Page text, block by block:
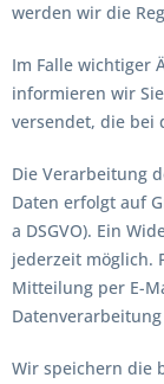
werden wir die
Im Falle wichtiger
informieren wir
versendet, die bei
Die Verarbeitung
Daten erfolgt auf
a DSGVO). Ein
jederzeit möglich.
Mitteilung per E-
Wir speichern die